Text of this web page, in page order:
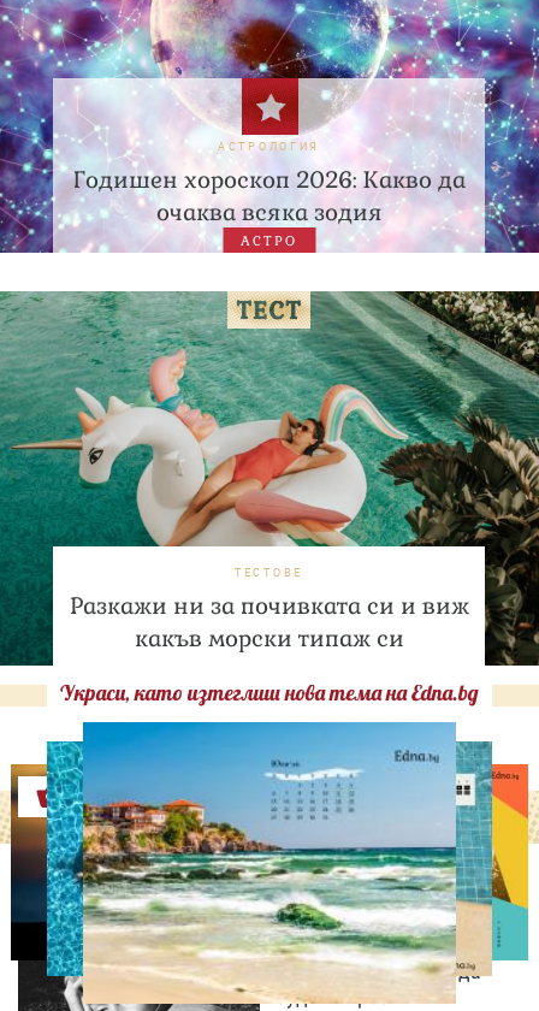
АСТРОЛОГИЯ
Годишен хороскоп 2026: Какво да
очаква всяка зодия
АСТРО
ТЕСТОВЕ
Разкажи ни за почивката си и виж
какъв морски типаж си
Украси, като изтеглиш нова тема на Edna.bg
Оферти
IN MEMORIAM
64 години по-късно:
Смъртта на Мерилин
Монро продължава да
буди въпроси